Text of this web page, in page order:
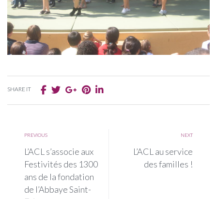
SHARE IT
PREVIOUS
L’ACL s’associe aux
Festivités des 1300
ans de la fondation
de l’Abbaye Saint-
NEXT
L’ACL au service
des familles !